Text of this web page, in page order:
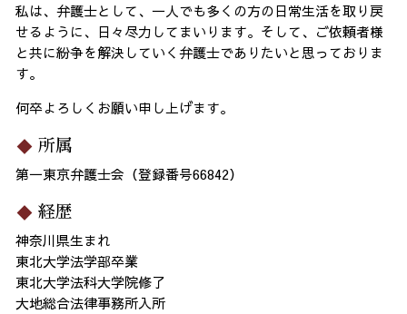
私は、弁護士として、一人でも多くの方の日常生活を取り戻
せるように、日々尽力してまいります。そして、ご依頼者様
と共に紛争を解決していく弁護士でありたいと思っておりま
す。
何卒よろしくお願い申し上げます。
所属
第一東京弁護士会（登録番号66842）
経歴
神奈川県生まれ
東北大学法学部卒業
東北大学法科大学院修了
大地総合法律事務所入所